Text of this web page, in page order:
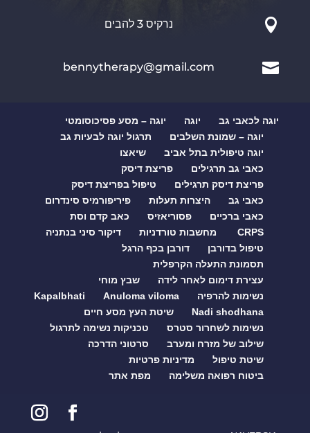
 נרקיס 3 להבים

bennytherapy@gmail.com
יוגה לכאבי גב יוגה
יוגה – מסע פסיכוסומטי
יוגה – שמונת השלבים
תרגול יוגה לבעיות גב
יוגה טיפולית בתל אביב
שיאצו
כאבי גב תרגילים
פריצת דיסק
פריצת דיסק תרגילים
טיפול בפריצת דיסק
כאבי גב
היצרות תעלות
פיריפורמיס סינדרום
כאבי ברכיים
פסוריאזיס
כאב קדם וסת
CRPS
מחשבות טורדניות
דיקור סיני בנתניה
טיפול בדורבן
דורבן בכף הרגל
תסמונת התעלה הקרפלית
עצירת דימום לאחר לידה
שבץ מוחי
נשימות להרפיה
Anuloma viloma
Kapalbhati
Nadi shodhana
שיטת העץ מסע חיים
נשימות לשחרור סטרס
טכניקות נשימה לתרגול
שילוב של מזרח ומערב
סרטוני הדרכה
שיטת טיפול
מדיניות פרטיות
ביטוח רפואה משלימה
מפת אתר